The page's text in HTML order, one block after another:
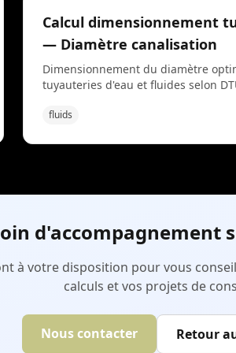
intérieur.
Calcul dimensionnement
— Diamètre canalisation
Dimensionnement du diamètre
tuyauteries d'eau et fluides selon
admissible (1 à 2 m/s en distribution
acier, PER, multicouche), l'outil
bouclage ECS et de chauffage en
fluids
d'accompagnement
à votre disposition pour vous
calculs et vos projets de
Nous contacter Retour